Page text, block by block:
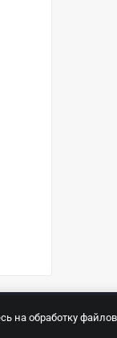
на обработку